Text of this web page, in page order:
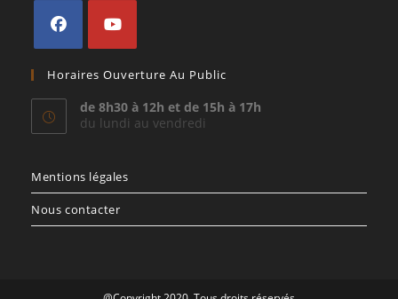
dans
un
nouvel
dans
un
nouvel
Horaires Ouverture Au Public
de 8h30 à 12h et de 15h à 17h
du lundi au vendredi
Mentions légales
Nous contacter